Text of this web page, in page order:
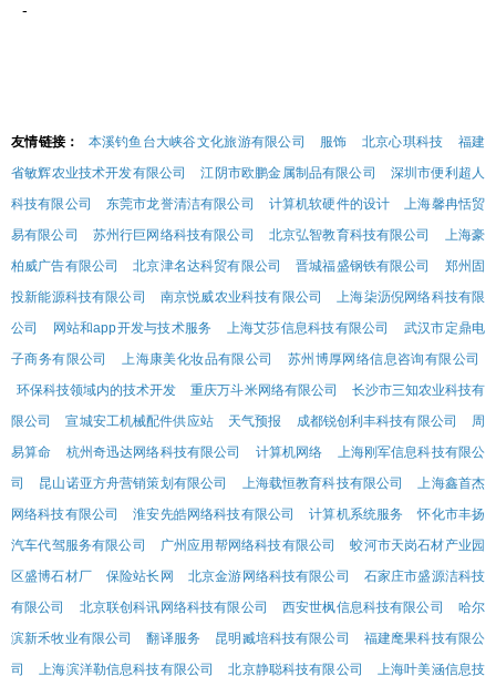
-
友情链接： 本溪钓鱼台大峡谷文化旅游有限公司 服饰 北京心琪科技
福建
省敏辉农业技术开发有限公司
江阴市欧鹏金属制品有限公司
深圳市便利超人
科技有限公司
东莞市龙誉清洁有限公司 计算机软硬件的设计
上海馨冉恬贸
易有限公司
苏州行巨网络科技有限公司 北京弘智教育科技有限公司
上海豪
柏威广告有限公司
北京津名达科贸有限公司 晋城福盛钢铁有限公司
郑州固
投新能源科技有限公司
南京悦威农业科技有限公司
上海柒沥倪网络科技有限
公司
网站和app开发与技术服务 上海艾莎信息科技有限公司
武汉市定鼎电
子商务有限公司
上海康美化妆品有限公司
苏州博厚网络信息咨询有限公司
环保科技领域内的技术开发
重庆万斗米网络有限公司
长沙市三知农业科技有
限公司
宣城安工机械配件供应站 天气预报 成都锐创利丰科技有限公司
周
易算命
杭州奇迅达网络科技有限公司 计算机网络
上海刚军信息科技有限公
司
昆山诺亚方舟营销策划有限公司 上海载恒教育科技有限公司
上海鑫首杰
网络科技有限公司
淮安先皓网络科技有限公司 计算机系统服务
怀化市丰扬
汽车代驾服务有限公司
广州应用帮网络科技有限公司
蛟河市天岗石材产业园
区盛博石材厂
保险站长网 北京金游网络科技有限公司
石家庄市盛源洁科技
有限公司
北京联创科讯网络科技有限公司 西安世枫信息科技有限公司
哈尔
滨新禾牧业有限公司
翻译服务 昆明臧培科技有限公司
福建麾果科技有限公
司
上海滨洋勒信息科技有限公司 北京静聪科技有限公司 上海叶美涵信息技